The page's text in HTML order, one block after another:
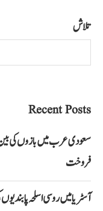
تلاش
Recent Posts
فروخت
آسٹریا میں روسی اسلحہ